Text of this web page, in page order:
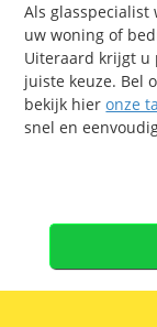
Als glasspecialist
uw woning of
Uiteraard krijgt u
juiste keuze. Bel
bekijk hieronze
snel en